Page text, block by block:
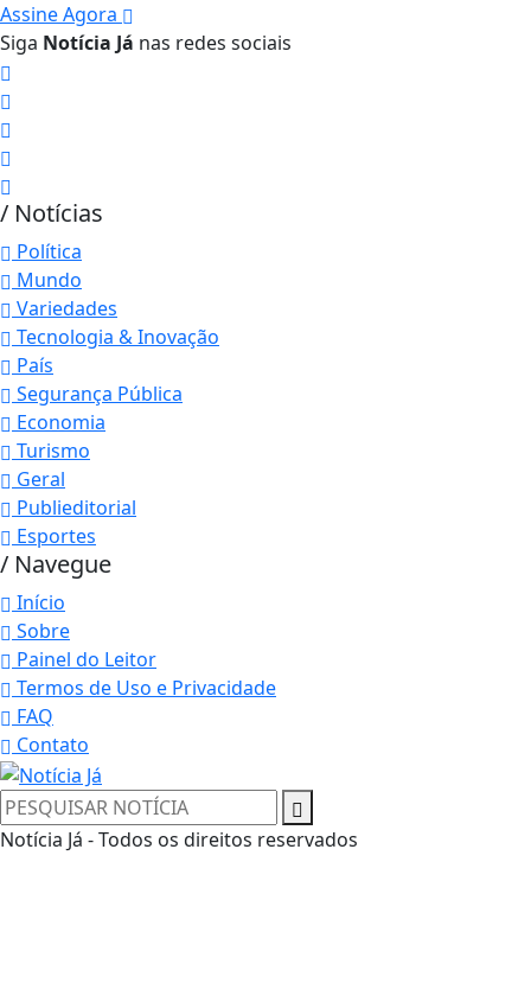
Assine Agora
Siga Notícia Já nas redes sociais
/ Notícias
Política
Mundo
Variedades
Tecnologia & Inovação
País
Segurança Pública
Economia
Turismo
Geral
Publieditorial
Esportes
/ Navegue
Início
Sobre
Painel do Leitor
Termos de Uso e Privacidade
FAQ
Contato
Notícia Já - Todos os direitos reservados